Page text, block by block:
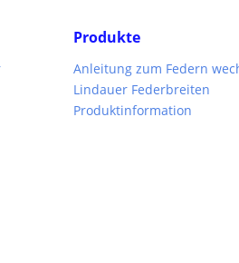
Produkte
Anleitung zum Federn
Lindauer Federbreiten
Produktinformation